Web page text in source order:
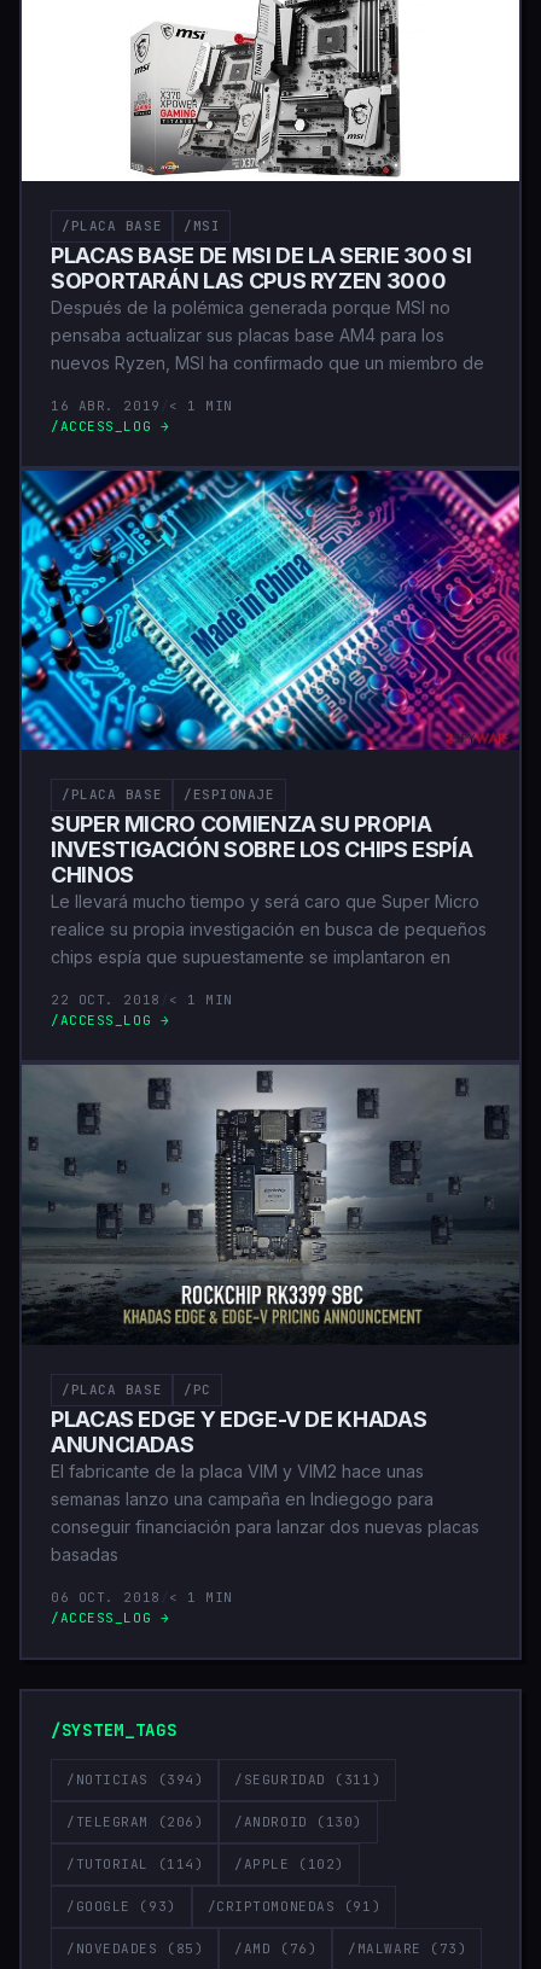
/PLACA BASE /MSI
PLACAS BASE DE MSI DE LA SERIE 300 SI
SOPORTARÁN LAS CPUS RYZEN 3000
Después de la polémica generada porque MSI no
pensaba actualizar sus placas base AM4 para los
nuevos Ryzen, MSI ha confirmado que un miembro de
16 ABR. 2019
< 1 MIN
/ACCESS_LOG →
/PLACA BASE /ESPIONAJE
SUPER MICRO COMIENZA SU PROPIA
INVESTIGACIÓN SOBRE LOS CHIPS ESPÍA
CHINOS
Le llevará mucho tiempo y será caro que Super Micro
realice su propia investigación en busca de pequeños
chips espía que supuestamente se implantaron en
22 OCT. 2018
< 1 MIN
/ACCESS_LOG →
/PLACA BASE /PC
PLACAS EDGE Y EDGE-V DE KHADAS
ANUNCIADAS
El fabricante de la placa VIM y VIM2 hace unas
semanas lanzo una campaña en Indiegogo para
conseguir financiación para lanzar dos nuevas placas
basadas
06 OCT. 2018
< 1 MIN
/ACCESS_LOG →
/SYSTEM_TAGS
/NOTICIAS (394) /SEGURIDAD (311)
/TELEGRAM (206) /ANDROID (130)
/TUTORIAL (114) /APPLE (102)
/GOOGLE (93) /CRIPTOMONEDAS (91)
/NOVEDADES (85) /AMD (76) /MALWARE (73)